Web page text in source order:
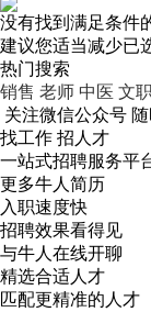
没有找到满足条件
建议您适当减少已
热门搜索
销售 老师 中医 文职
关注微信公众号
找工作 招人才
一站式招聘服务平
更多牛人简历
入职速度快
招聘效果看得见
与牛人在线开聊
精选合适人才
匹配更精准的人才